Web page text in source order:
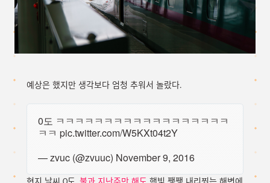
예상은 했지만 생각보다 엄청 추워서 놀랐다.
0도 ㅋㅋㅋㅋㅋㅋㅋㅋㅋㅋㅋㅋㅋㅋㅋㅋㅋㅋ
ㅋㅋ pic.twitter.com/W5KXt04t2Y
— zvuc (@zvuuc) November 9, 2016